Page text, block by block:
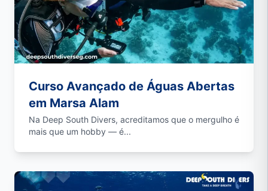
Curso Avançado de Águas Abertas
em Marsa Alam
Na Deep South Divers, acreditamos que o mergulho é
mais que um hobby — é...